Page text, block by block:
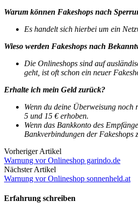
Warum können Fakeshops nach
Es handelt sich hierbei um ein
Wieso werden Fakeshops nach
Die Onlineshops sind auf
geht, ist oft schon ein neuer
Erhalte ich mein Geld zurück?
Wenn du deine Überweisung noch
5 und 15 € erhoben.
Wenn das Bankkonto des
Bankverbindungen der Fakeshops
Vorheriger Artikel
Warnung vor Onlineshop garindo.de
Nächster Artikel
Warnung vor Onlineshop sonnenheld.at
Erfahrung schreiben